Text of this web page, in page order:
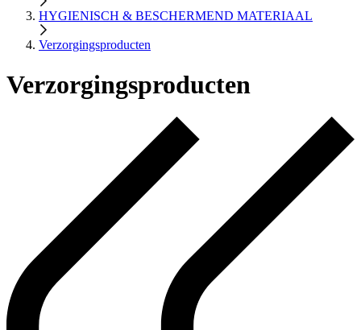
HYGIENISCH & BESCHERMEND MATERIAAL
Verzorgingsproducten
Verzorgingsproducten